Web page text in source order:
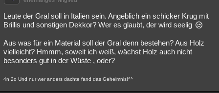
Spiritualität Verschwörungen Technologie Ufologie
weitere Rubriken
Philosophie Träume Orte
Astronomie Helpdesk Gruppen
Leute der Gral soll in Italien sein. Angeblich ein schicker Krug mit
Brillis und sonstigen Dekkor? Wer es glaubt, der wird seelig
Aus was für ein Material soll der Gral denn bestehen? Aus Holz
vielleicht? Hmmm, soweit ich weiß, wächst Holz auch nicht
besonders gut in der Wüste , oder?
4n 2o Und nur wer anders dachte fand das Geheimnis!^^